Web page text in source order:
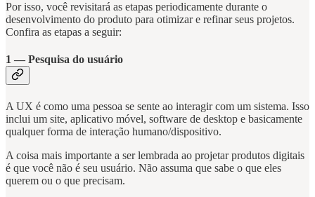
Por isso, você revisitará as etapas periodicamente durante o
desenvolvimento do produto para otimizar e refinar seus projetos.
Confira as etapas a seguir:
1 — Pesquisa do usuário
A UX é como uma pessoa se sente ao interagir com um sistema. Isso
inclui um site, aplicativo móvel, software de desktop e basicamente
qualquer forma de interação humano/dispositivo.
A coisa mais importante a ser lembrada ao projetar produtos digitais
é que você não é seu usuário. Não assuma que sabe o que eles
querem ou o que precisam.